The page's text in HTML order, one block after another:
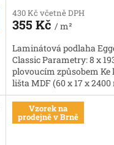
430 Kč včetně DPH
355 Kč / m²
Laminátová podlaha
Classic Parametry: 8 x
plovoucím způsobem
lišta MDF (60 x 17 x 2400
Vzorek na
prodejně v Brně